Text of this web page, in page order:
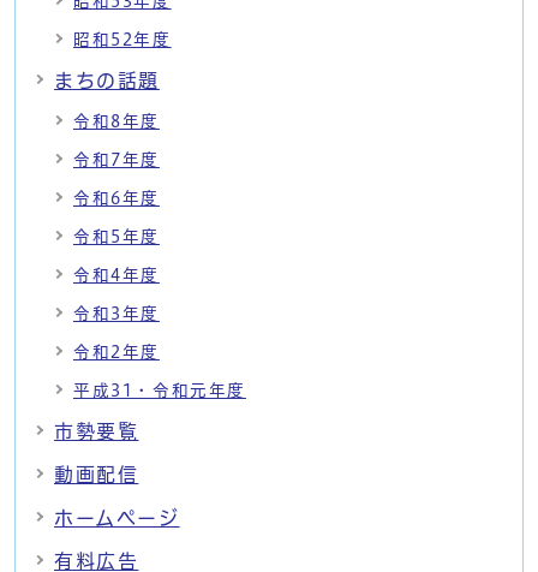
昭和52年度
まちの話題
令和8年度
令和7年度
令和6年度
令和5年度
令和4年度
令和3年度
令和2年度
平成31・令和元年度
市勢要覧
動画配信
ホームページ
有料広告